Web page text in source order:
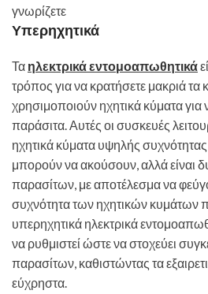
γνωρίζετε
Υπερηχητικά
Τα ηλεκτρικά εντομοαπωθητικά
τρόπος για να κρατήσετε μακριά
χρησιμοποιούν ηχητικά κύματα
παράσιτα. Αυτές οι συσκευές
ηχητικά κύματα υψηλής
μπορούν να ακούσουν, αλλά είναι
παρασίτων, με αποτέλεσμα να
συχνότητα των ηχητικών κυμάτων
υπερηχητικά ηλεκτρικά
να ρυθμιστεί ώστε να στοχεύει
παρασίτων, καθιστώντας τα
εύχρηστα.